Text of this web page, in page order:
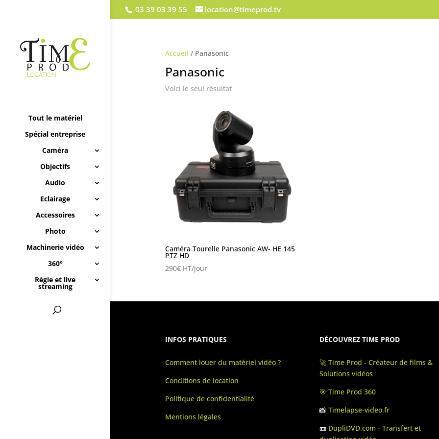
03 39 03 39 55 location@timeprod.tv
Tout le matériel
Spécial entreprise
Caméra
Objectifs
Audio
Eclairage
Accessoires
Photo
Machinerie vidéo
360°
Régie et live
streaming
Accueil / Panasonic
Panasonic
Voici le seul résultat
Caméra Tourelle Panasonic AW- HE 145
PTZ HD
290€HT/jour
INFOS PRATIQUES
Comment louer du matériel vidéo ?
Conditions de location
Politique de confidentialité
Mentions légales
DÉCOUVREZ TIME PROD
🚀 Time Prod - Créateur de films &
Solutions vidéos
🎯 Time Prod 360
📸 Timelapse-video.fr
📼 DupliDVD.com - Transfert et